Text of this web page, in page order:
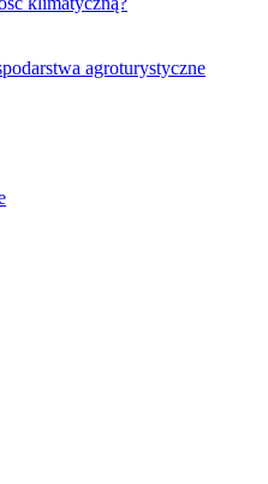
agroturystyczne